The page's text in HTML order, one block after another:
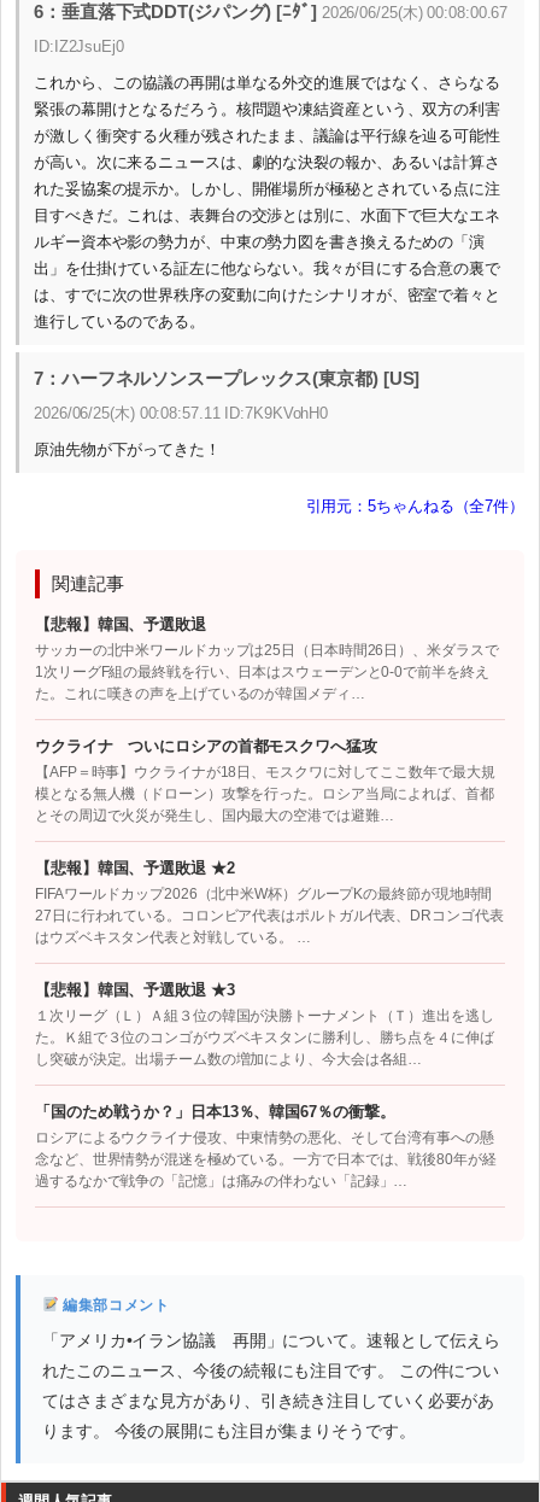
6：垂直落下式DDT(ジパング) [ﾆﾀﾞ] 2026/06/25(木) 00:08:00.67
ID:IZ2JsuEj0
これから、この協議の再開は単なる外交的進展ではなく、さらなる
緊張の幕開けとなるだろう。核問題や凍結資産という、双方の利害
が激しく衝突する火種が残されたまま、議論は平行線を辿る可能性
が高い。次に来るニュースは、劇的な決裂の報か、あるいは計算さ
れた妥協案の提示か。しかし、開催場所が極秘とされている点に注
目すべきだ。これは、表舞台の交渉とは別に、水面下で巨大なエネ
ルギー資本や影の勢力が、中東の勢力図を書き換えるための「演
出」を仕掛けている証左に他ならない。我々が目にする合意の裏で
は、すでに次の世界秩序の変動に向けたシナリオが、密室で着々と
進行しているのである。
7：ハーフネルソンスープレックス(東京都) [US]
2026/06/25(木) 00:08:57.11 ID:7K9KVohH0
原油先物が下がってきた！
引用元：5ちゃんねる（全7件）
関連記事
【悲報】韓国、予選敗退
サッカーの北中米ワールドカップは25日（日本時間26日）、米ダラスで
1次リーグF組の最終戦を行い、日本はスウェーデンと0-0で前半を終え
た。これに嘆きの声を上げているのが韓国メディ…
ウクライナ ついにロシアの首都モスクワへ猛攻
【AFP＝時事】ウクライナが18日、モスクワに対してここ数年で最大規
模となる無人機（ドローン）攻撃を行った。ロシア当局によれば、首都
とその周辺で火災が発生し、国内最大の空港では避難…
【悲報】韓国、予選敗退 ★2
FIFAワールドカップ2026（北中米W杯）グループKの最終節が現地時間
27日に行われている。コロンビア代表はポルトガル代表、DRコンゴ代表
はウズベキスタン代表と対戦している。 …
【悲報】韓国、予選敗退 ★3
１次リーグ（Ｌ）Ａ組３位の韓国が決勝トーナメント（Ｔ）進出を逃し
た。Ｋ組で３位のコンゴがウズベキスタンに勝利し、勝ち点を４に伸ば
し突破が決定。出場チーム数の増加により、今大会は各組…
「国のため戦うか？」日本13％、韓国67％の衝撃。
ロシアによるウクライナ侵攻、中東情勢の悪化、そして台湾有事への懸
念など、世界情勢が混迷を極めている。一方で日本では、戦後80年が経
過するなかで戦争の「記憶」は痛みの伴わない「記録」…
編集部コメント
「アメリカ•イラン協議 再開」について。速報として伝えら
れたこのニュース、今後の続報にも注目です。 この件につい
てはさまざまな見方があり、引き続き注目していく必要があ
ります。 今後の展開にも注目が集まりそうです。